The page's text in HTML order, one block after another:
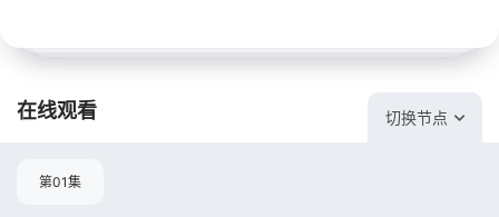
在线观看 切换节点
第01集